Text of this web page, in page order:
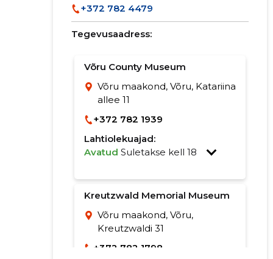
+372 782 4479
Tegevusaadress:
Võru County Museum
Võru maakond, Võru, Katariina
allee 11
+372 782 1939
Lahtiolekuajad:
Avatud Suletakse kell 18
Kreutzwald Memorial Museum
Võru maakond, Võru,
Kreutzwaldi 31
+372 782 1798